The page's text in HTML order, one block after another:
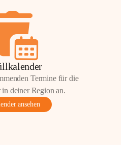
Termine für die
deiner Region an.
ansehen